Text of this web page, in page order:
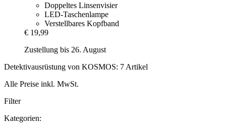
Doppeltes Linsenvisier
LED-Taschenlampe
Verstellbares Kopfband
€ 19,99
Zustellung bis 26. August
Detektivausrüstung von KOSMOS: 7 Artikel
Alle Preise inkl. MwSt.
Filter
Kategorien: